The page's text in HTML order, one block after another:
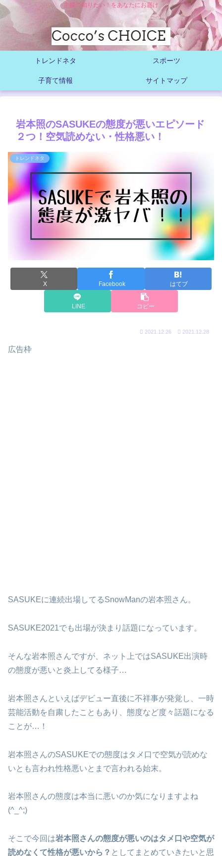
主婦の知りたい！をあなたにお届け
トレンドネタ スポーツ
子育て情報 サイトマップ
岩本照のSASUKEの態度が悪いエピソード
２つ！空気読めない・性格悪い！
トレンドネタ
X Facebook はてブ
LINE コピー
2021.12.26 2021.12.28
広告枠
SASUKEに連続出場してるSnowManの岩本照さん。
SASUKE2021でも出場が決まり話題になっています。
そんな岩本照さんですが、ネット上ではSASUKE出演時
の態度が悪いと炎上してる様子…
岩本照さんといえばデビュー直後に不祥事が発覚し、一時
芸能活動を自粛したこともあり、態度など度々話題になる
ことが…！
岩本照さんのSASUKEでの態度はタメ口で空気が読めな
いとも言われ性格悪いとまで言われる始末。
岩本照さんの態度は本当に悪いのか気になりますよね
(^_^;)
そこで今回は岩本照さんの態度が悪いのはタメ口や空気が
読めなくて性格が悪いから？ としてまとめていきたいと思